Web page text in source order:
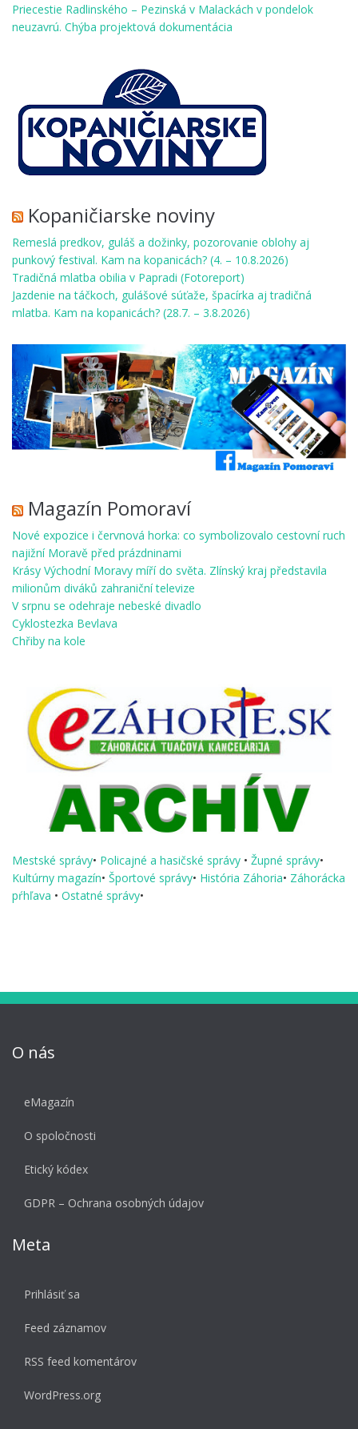
Priecestie Radlinského – Pezinská v Malackách v pondelok
neuzavrú. Chýba projektová dokumentácia
Kopaničiarske noviny
Remeslá predkov, guláš a dožinky, pozorovanie oblohy aj
punkový festival. Kam na kopanicách? (4. – 10.8.2026)
Tradičná mlatba obilia v Papradi (Fotoreport)
Jazdenie na táčkoch, gulášové súťaže, špacírka aj tradičná
mlatba. Kam na kopanicách? (28.7. – 3.8.2026)
Magazín Pomoraví
Nové expozice i červnová horka: co symbolizovalo cestovní ruch
najižní Moravě před prázdninami
Krásy Východní Moravy míří do světa. Zlínský kraj představila
milionům diváků zahraniční televize
V srpnu se odehraje nebeské divadlo
Cyklostezka Bevlava
Chřiby na kole
Mestské správy• Policajné a hasičské správy • Župné správy•
Kultúrny magazín• Športové správy• História Záhoria• Záhorácka
pŕhľava • Ostatné správy•
O nás
eMagazín
O spoločnosti
Etický kódex
GDPR – Ochrana osobných údajov
Meta
Prihlásiť sa
Feed záznamov
RSS feed komentárov
WordPress.org